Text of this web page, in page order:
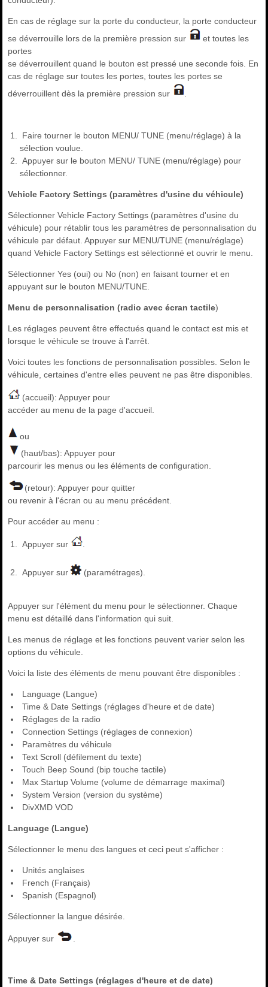
En cas de réglage sur la porte du conducteur, la porte conducteur
se déverrouille lors de la première pression sur
et toutes les
portes
se déverrouillent quand le bouton est pressé une seconde fois. En
cas de réglage sur toutes les portes, toutes les portes se
déverrouillent dès la première pression sur
Faire tourner le bouton MENU/ TUNE (menu/réglage) à la
sélection voulue.
Appuyer sur le bouton MENU/ TUNE (menu/réglage) pour
sélectionner.
Vehicle Factory Settings (paramètres d'usine du véhicule)
Sélectionner Vehicle Factory Settings (paramètres d'usine du
véhicule) pour rétablir tous les paramètres de personnalisation du
véhicule par défaut. Appuyer sur MENU/TUNE (menu/réglage)
quand Vehicle Factory Settings est sélectionné et ouvrir le menu.
Sélectionner Yes (oui) ou No (non) en faisant tourner et en
appuyant sur le bouton MENU/TUNE.
Menu de personnalisation (radio avec écran tactile)
Les réglages peuvent être effectués quand le contact est mis et
lorsque le véhicule se trouve à l'arrêt.
Voici toutes les fonctions de personnalisation possibles. Selon le
véhicule, certaines d'entre elles peuvent ne pas être disponibles.
(accueil): Appuyer pour
accéder au menu de la page d'accueil.
ou
(haut/bas): Appuyer pour
parcourir les menus ou les éléments de configuration.
(retour): Appuyer pour quitter
ou revenir à l'écran ou au menu précédent.
Pour accéder au menu :
Appuyer sur
Appuyer sur (paramétrages).
Appuyer sur l'élément du menu pour le sélectionner. Chaque
menu est détaillé dans l'information qui suit.
Les menus de réglage et les fonctions peuvent varier selon les
options du véhicule.
Voici la liste des éléments de menu pouvant être disponibles :
Language (Langue)
Time & Date Settings (réglages d'heure et de date)
Réglages de la radio
Connection Settings (réglages de connexion)
Paramètres du véhicule
Text Scroll (défilement du texte)
Touch Beep Sound (bip touche tactile)
Max Startup Volume (volume de démarrage maximal)
System Version (version du système)
DivXMD VOD
Language (Langue)
Sélectionner le menu des langues et ceci peut s'afficher :
Unités anglaises
French (Français)
Spanish (Espagnol)
Sélectionner la langue désirée.
Appuyer sur
Time & Date Settings (réglages d'heure et de date)